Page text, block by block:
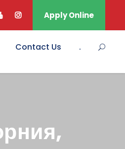
Apply Online
Contact Us .